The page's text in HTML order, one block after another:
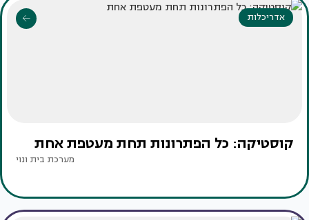
אדריכלות
קוסטיקה: כל הפתרונות תחת מעטפת אחת
מערכת בית ונוי